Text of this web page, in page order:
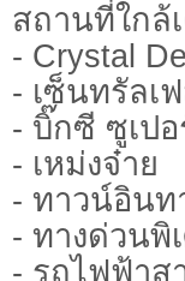
สถานที่ใกล้
- Crystal
- เซ็นทรัลเ
- บิ๊กซี ซูเป
- เหม่งจ๋าย
- ทาวน์อินท
- ทางด่วนพิ
- รถไฟฟ้าส